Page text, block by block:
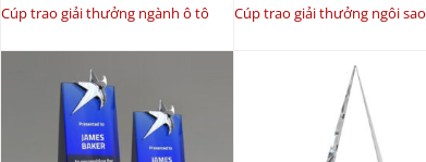
Cúp trao giải thưởng ngành ô tô Cúp trao giải thưởng ngôi sao